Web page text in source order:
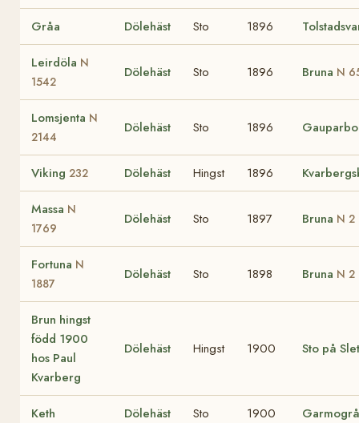
Gråa Dölehäst Sto 1896
Leirdöla N
1542
Dölehäst Sto 1896 Bruna N
Lomsjenta N
2144
Dölehäst Sto 1896
Viking 232 Dölehäst Hingst 1896
Massa N
1769
Dölehäst Sto 1897 Bruna N 2
Fortuna N
1887
Dölehäst Sto 1898 Bruna N 2
Brun hingst
född 1900
hos Paul
Kvarberg
Dölehäst Hingst 1900 Sto på
Keth Dölehäst Sto 1900